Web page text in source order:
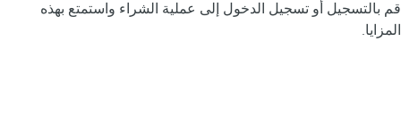
قم بالتسجيل أو تسجيل الدخول إلى عملية الشراء واستمتع بهذه
المزايا.